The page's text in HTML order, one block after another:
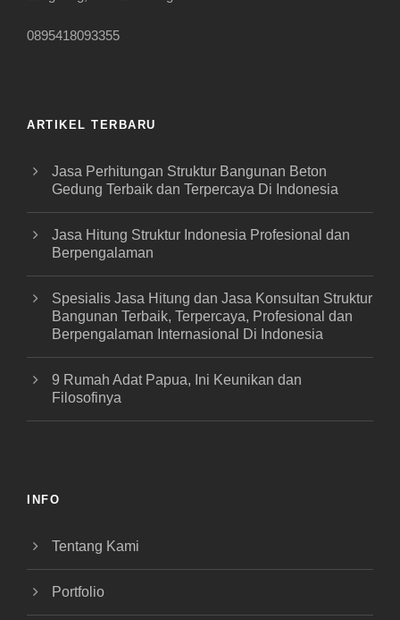
0895418093355
ARTIKEL TERBARU
Jasa Perhitungan Struktur Bangunan Beton
Gedung Terbaik dan Terpercaya Di Indonesia
Jasa Hitung Struktur Indonesia Profesional dan
Berpengalaman
Spesialis Jasa Hitung dan Jasa Konsultan Struktur
Bangunan Terbaik, Terpercaya, Profesional dan
Berpengalaman Internasional Di Indonesia
9 Rumah Adat Papua, Ini Keunikan dan
Filosofinya
INFO
Tentang Kami
Portfolio